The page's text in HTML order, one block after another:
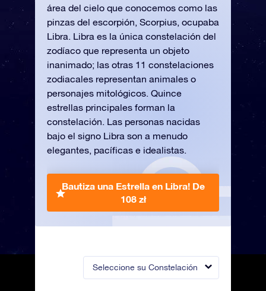
Seleccione su Constelación
área del cielo que conocemos como las
pinzas del escorpión, Scorpius, ocupaba
Libra. Libra es la única constelación del
zodíaco que representa un objeto
inanimado; las otras 11 constelaciones
zodiacales representan animales o
personajes mitológicos. Quince
estrellas principales forman la
constelación. Las personas nacidas
bajo el signo Libra son a menudo
elegantes, pacíficas e idealistas.
Bautiza una Estrella en Libra! De
108 zł